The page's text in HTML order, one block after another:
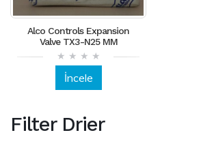
Alco Controls Expansion
Valve TX3-N25 MM
İncele
Filter Drier